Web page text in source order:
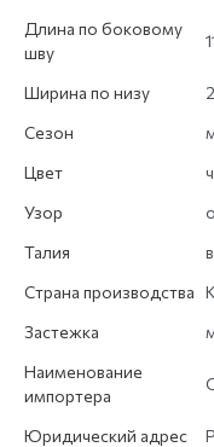
Длина по боковому
шву
Ширина по низу
Сезон
Цвет
Узор
Талия
Страна производства
Застежка
Наименование
импортера
Юридический адрес